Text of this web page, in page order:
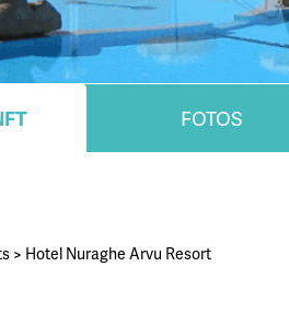
FOTOS
> Hotel Nuraghe Arvu Resort